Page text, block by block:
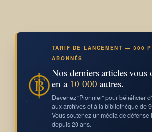
TARIF DE LANCEMENT — 300
ABONNÉS
Nos derniers articles
en a 10 000 autres.
Devenez "Pionnier" pour bénéficier
aux archives et à la bibliothèque de
Vous soutenez un média de défense
depuis 20 ans.